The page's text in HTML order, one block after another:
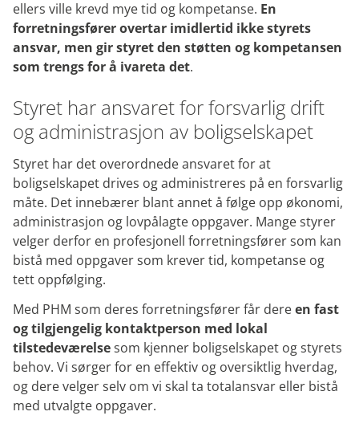
ellers ville krevd mye tid og kompetanse. En
forretningsfører overtar imidlertid ikke styrets
ansvar, men gir styret den støtten og kompetansen
som trengs for å ivareta det.
Styret har ansvaret for forsvarlig drift
og administrasjon av boligselskapet
Styret har det overordnede ansvaret for at
boligselskapet drives og administreres på en forsvarlig
måte. Det innebærer blant annet å følge opp økonomi,
administrasjon og lovpålagte oppgaver. Mange styrer
velger derfor en profesjonell forretningsfører som kan
bistå med oppgaver som krever tid, kompetanse og
tett oppfølging.
Med PHM som deres forretningsfører får dereen fast
og tilgjengelig kontaktperson med lokal
tilstedeværelsesom kjenner boligselskapet og styrets
behov. Vi sørger for en effektiv og oversiktlig hverdag,
og dere velger selv om vi skal ta totalansvar eller bistå
med utvalgte oppgaver.